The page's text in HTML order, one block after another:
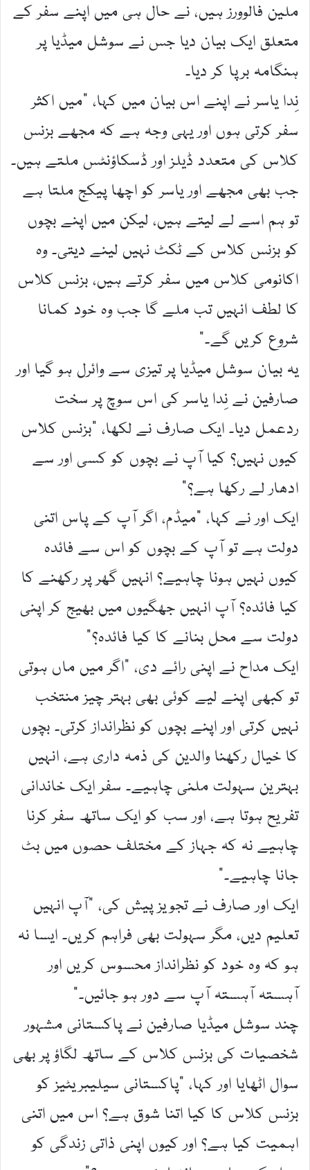
ملین فالوورز ہیں، نے حال ہی میں اپنے سفر کے
متعلق ایک بیان دیا جس نے سوشل میڈیا پر
ہنگامہ برپا کر دیا۔
نِدا یاسر نے اپنے اس بیان میں کہا، ”میں اکثر
سفر کرتی ہوں اور یہی وجہ ہے کہ مجھے بزنس
کلاس کی متعدد ڈیلز اور ڈسکاؤنٹس ملتے ہیں۔
جب بھی مجھے اور یاسر کو اچھا پیکج ملتا ہے
تو ہم اسے لے لیتے ہیں، لیکن میں اپنے بچوں
کو بزنس کلاس کے ٹکٹ نہیں لینے دیتی۔ وہ
اکانومی کلاس میں سفر کرتے ہیں، بزنس کلاس
کا لطف انہیں تب ملے گا جب وہ خود کمانا
شروع کریں گے۔“
یہ بیان سوشل میڈیا پر تیزی سے وائرل ہو گیا اور
صارفین نے نِدا یاسر کی اس سوچ پر سخت
ردعمل دیا۔ ایک صارف نے لکھا، ”بزنس کلاس
کیوں نہیں؟ کیا آپ نے بچوں کو کسی اور سے
ادھار لے رکھا ہے؟“
ایک اور نے کہا، ”میڈم، اگر آپ کے پاس اتنی
دولت ہے تو آپ کے بچوں کو اس سے فائدہ
کیوں نہیں ہونا چاہیے؟ انہیں گھر پر رکھنے کا
کیا فائدہ؟ آپ انہیں جھگیوں میں بھیج کر اپنی
دولت سے محل بنانے کا کیا فائدہ؟“
ایک مداح نے اپنی رائے دی، ”اگر میں ماں ہوتی
تو کبھی اپنے لیے کوئی بھی بہتر چیز منتخب
نہیں کرتی اور اپنے بچوں کو نظرانداز کرتی۔ بچوں
کا خیال رکھنا والدین کی ذمہ داری ہے، انہیں
بہترین سہولت ملنی چاہیے۔ سفر ایک خاندانی
تفریح ہوتا ہے، اور سب کو ایک ساتھ سفر کرنا
چاہیے نہ کہ جہاز کے مختلف حصوں میں بٹ
جانا چاہیے۔“
ایک اور صارف نے تجویز پیش کی، ”آپ انہیں
تعلیم دیں، مگر سہولت بھی فراہم کریں۔ ایسا نہ
ہو کہ وہ خود کو نظرانداز محسوس کریں اور
آہستہ آہستہ آپ سے دور ہو جائیں۔“
چند سوشل میڈیا صارفین نے پاکستانی مشہور
شخصیات کی بزنس کلاس کے ساتھ لگاؤ پر بھی
سوال اٹھایا اور کہا، ”پاکستانی سیلیبریٹیز کو
بزنس کلاس کا کیا اتنا شوق ہے؟ اس میں اتنی
اہمیت کیا ہے؟ اور کیوں اپنی ذاتی زندگی کو